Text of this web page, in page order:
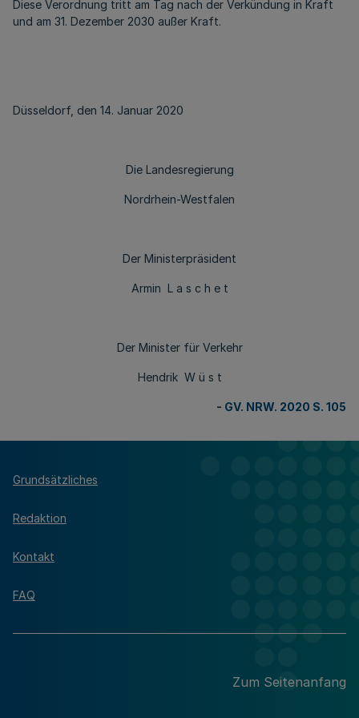
Diese Verordnung tritt am Tag nach der Verkündung in Kraft
und am 31. Dezember 2030 außer Kraft.
Düsseldorf, den 14. Januar 2020
Die Landesregierung
Nordrhein-Westfalen
Der Ministerpräsident
Armin L a s c h e t
Der Minister für Verkehr
Hendrik W ü s t
- GV. NRW. 2020 S. 105
Grundsätzliches
Redaktion
Kontakt
FAQ
Zum Seitenanfang